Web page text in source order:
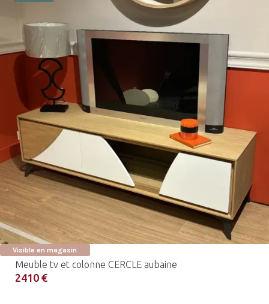
Visible en magasin
Meuble tv et colonne CERCLE aubaine
2410 €